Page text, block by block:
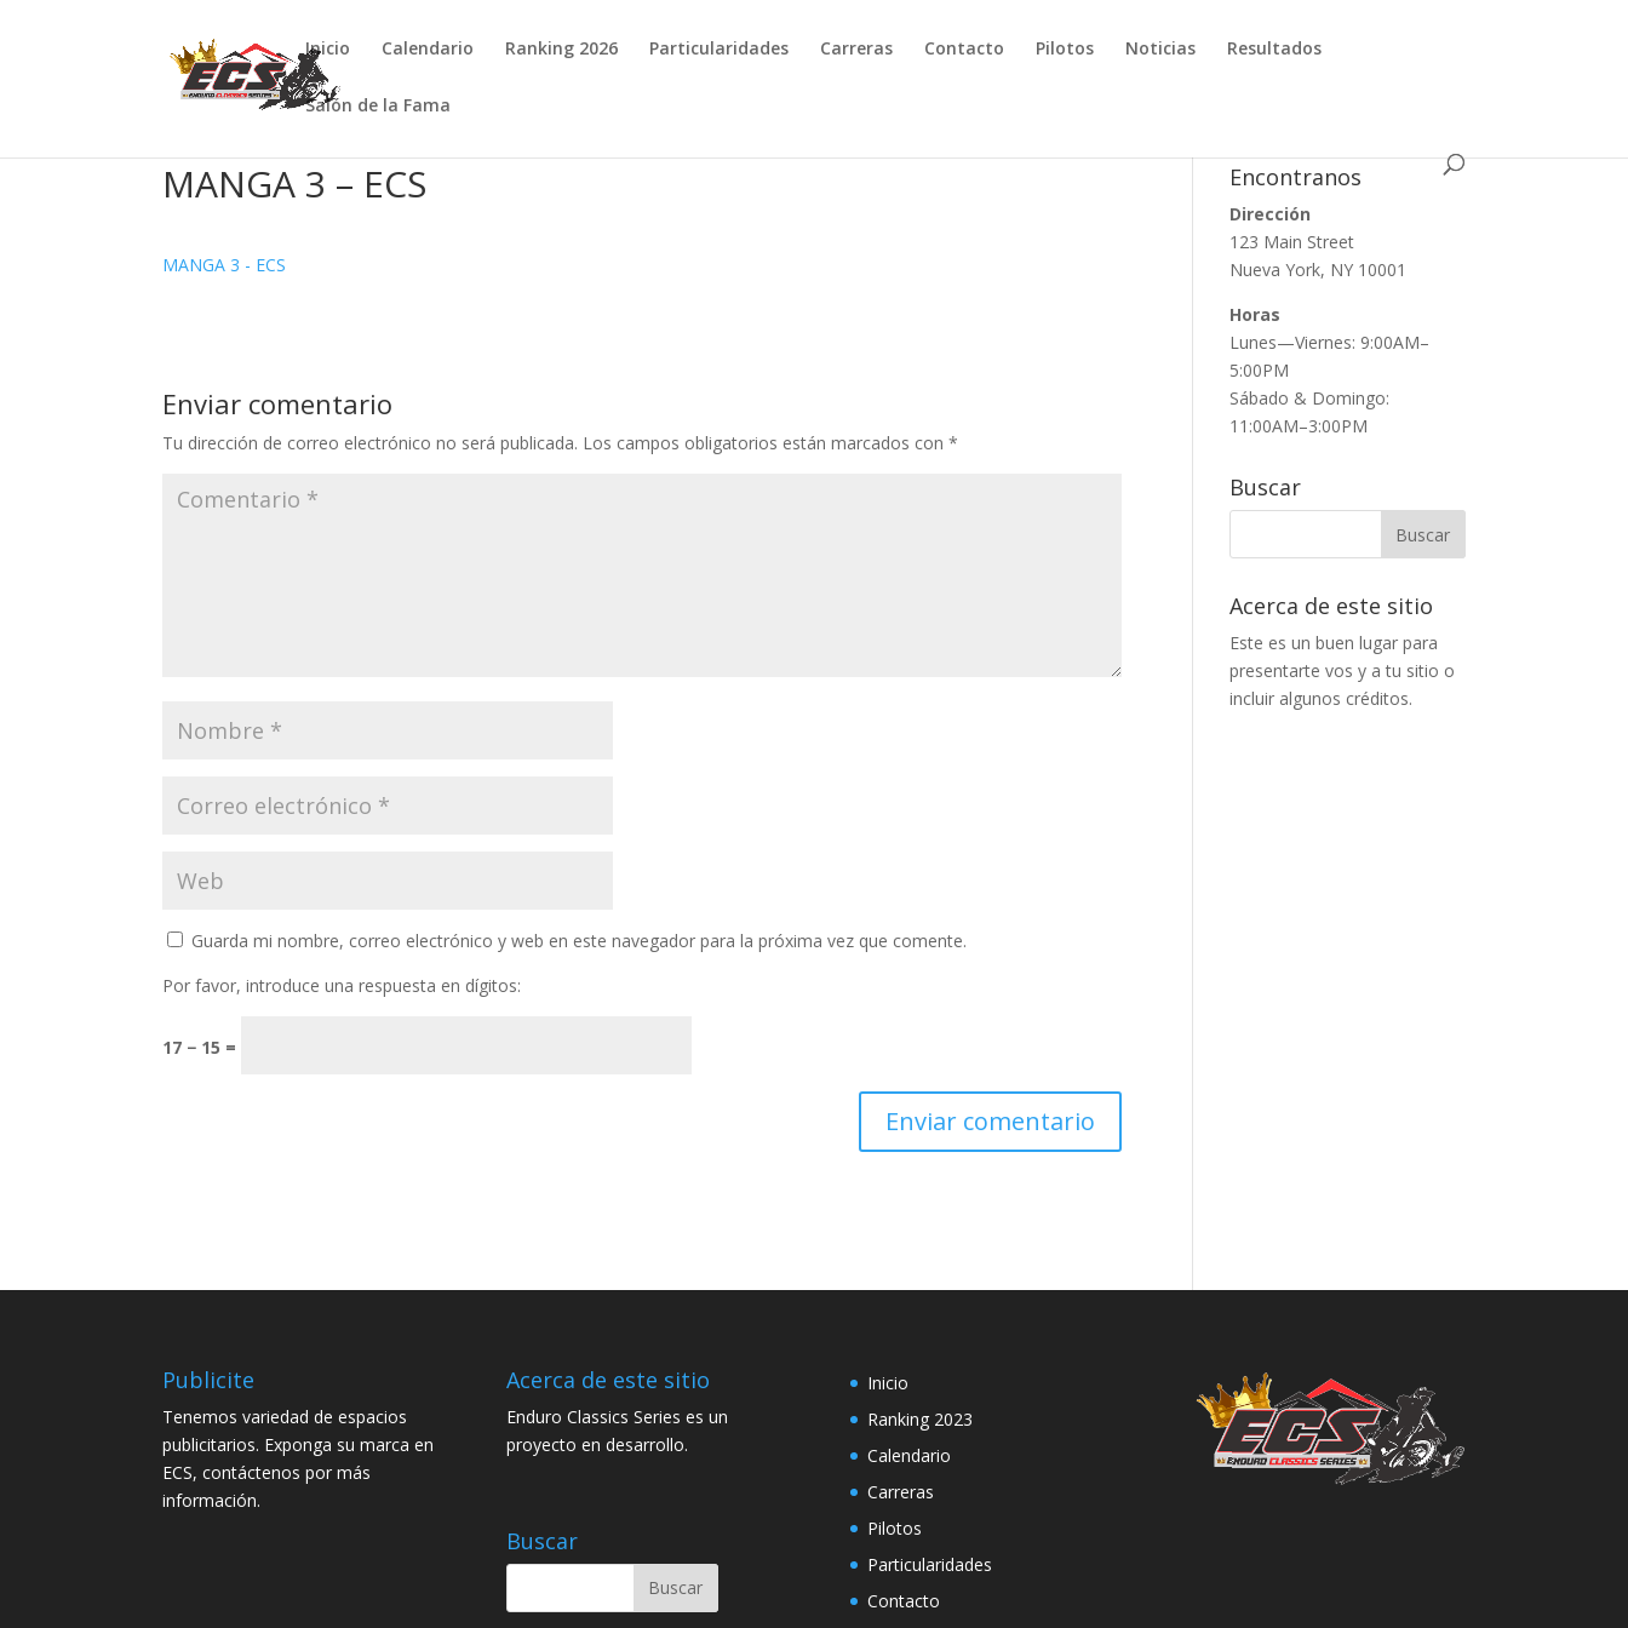
Inicio Calendario Ranking 2026 Particularidades Carreras Contacto Pilotos Noticias Resultados
Salón de la Fama
MANGA 3 – ECS
MANGA 3 - ECS
Enviar comentario
Tu dirección de correo electrónico no será publicada. Los campos obligatorios están marcados con*
Guarda mi nombre, correo electrónico y web en este navegador para la próxima vez que comente.
Por favor, introduce una respuesta en dígitos:
17 − 15 =
Encontranos
Dirección
123 Main Street
Nueva York, NY 10001
Horas
Lunes—Viernes: 9:00AM–
5:00PM
Sábado & Domingo:
11:00AM–3:00PM
Buscar
Acerca de este sitio
Este es un buen lugar para
presentarte vos y a tu sitio o
incluir algunos créditos.
Publicite
Tenemos variedad de espacios
publicitarios. Exponga su marca en
ECS, contáctenos por más
información.
Acerca de este sitio
Enduro Classics Series es un
proyecto en desarrollo.
Buscar
Inicio
Ranking 2023
Calendario
Carreras
Pilotos
Particularidades
Contacto